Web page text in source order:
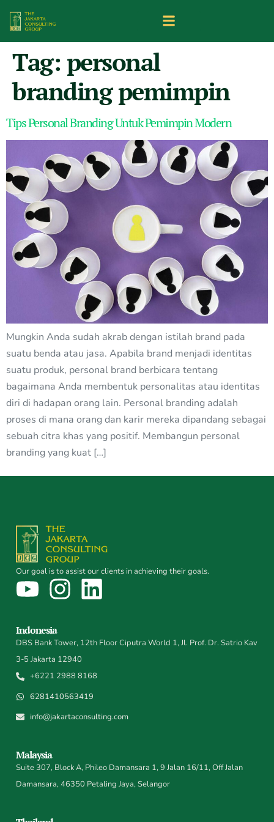
Tag: personal
branding pemimpin
Tips Personal Branding Untuk Pemimpin Modern
Mungkin Anda sudah akrab dengan istilah brand pada
suatu benda atau jasa. Apabila brand menjadi identitas
suatu produk, personal brand berbicara tentang
bagaimana Anda membentuk personalitas atau identitas
diri di hadapan orang lain. Personal branding adalah
proses di mana orang dan karir mereka dipandang sebagai
sebuah citra khas yang positif. Membangun personal
branding yang kuat […]
Our goal is to assist our clients in achieving their goals.
Indonesia
DBS Bank Tower, 12th Floor Ciputra World 1, Jl. Prof. Dr. Satrio Kav
3-5 Jakarta 12940
+6221 2988 8168
6281410563419
info@jakartaconsulting.com
Malaysia
Suite 307, Block A, Phileo Damansara 1, 9 Jalan 16/11, Off Jalan
Damansara, 46350 Petaling Jaya, Selangor